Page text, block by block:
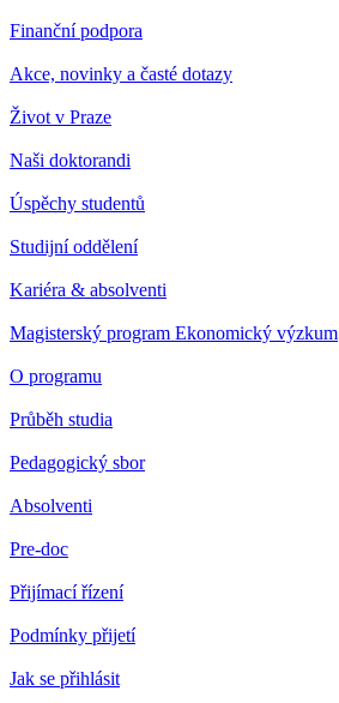
Finanční podpora
Akce, novinky a časté dotazy
Život v Praze
Naši doktorandi
Úspěchy studentů
Studijní oddělení
Kariéra & absolventi
Magisterský program Ekonomický výzkum
O programu
Průběh studia
Pedagogický sbor
Absolventi
Pre-doc
Přijímací řízení
Podmínky přijetí
Jak se přihlásit